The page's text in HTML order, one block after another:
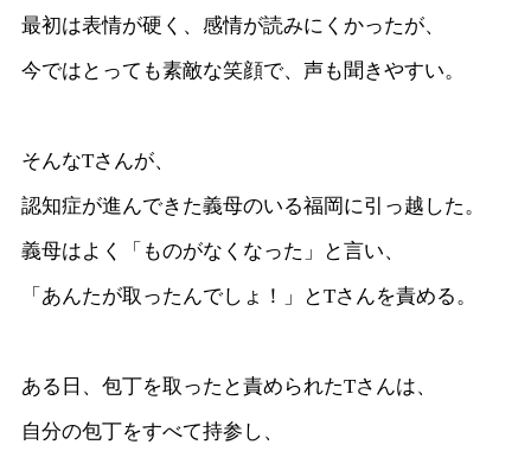
最初は表情が硬く、感情が読みにくかったが、
今ではとっても素敵な笑顔で、声も聞きやすい。
そんなTさんが、
認知症が進んできた義母のいる福岡に引っ越した。
義母はよく「ものがなくなった」と言い、
「あんたが取ったんでしょ！」とTさんを責める。
ある日、包丁を取ったと責められたTさんは、
自分の包丁をすべて持参し、